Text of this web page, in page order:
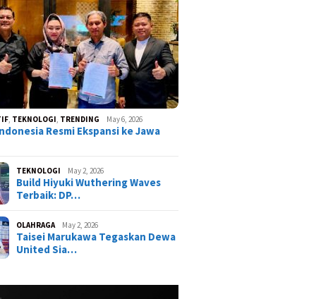
TEKNOLOGI TRENDING May 6, 2026
Resmi Ekspansi ke Jawa
TEKNOLOGI May 2, 2026
Build Hiyuki Wuthering Waves
Terbaik: DP…
OLAHRAGA May 2, 2026
Taisei Marukawa Tegaskan Dewa
United Sia…